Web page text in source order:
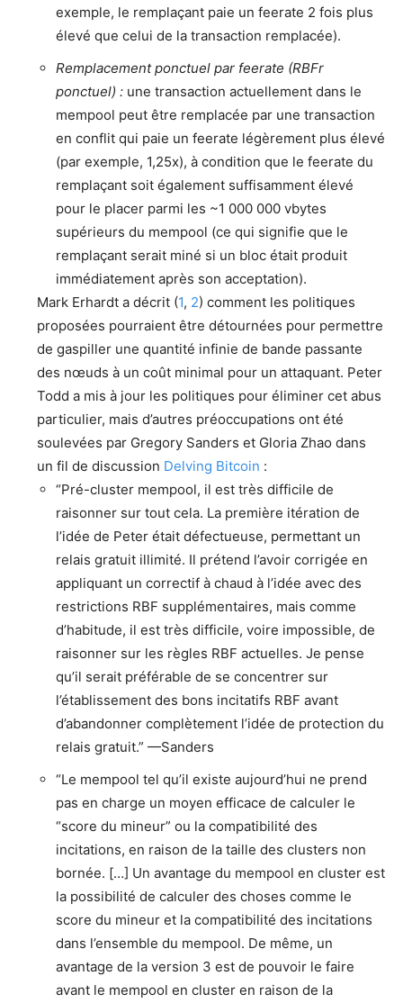
exemple, le remplaçant paie un feerate 2 fois plus
élevé que celui de la transaction remplacée).
Remplacement ponctuel par feerate (RBFr
ponctuel) : une transaction actuellement dans le
mempool peut être remplacée par une transaction
en conflit qui paie un feerate légèrement plus élevé
(par exemple, 1,25x), à condition que le feerate du
remplaçant soit également suffisamment élevé
pour le placer parmi les ~1 000 000 vbytes
supérieurs du mempool (ce qui signifie que le
remplaçant serait miné si un bloc était produit
immédiatement après son acceptation).
Mark Erhardt a décrit (1, 2) comment les politiques
proposées pourraient être détournées pour permettre
de gaspiller une quantité infinie de bande passante
des nœuds à un coût minimal pour un attaquant. Peter
Todd a mis à jour les politiques pour éliminer cet abus
particulier, mais d’autres préoccupations ont été
soulevées par Gregory Sanders et Gloria Zhao dans
un fil de discussion Delving Bitcoin :
“Pré-cluster mempool, il est très difficile de
raisonner sur tout cela. La première itération de
l’idée de Peter était défectueuse, permettant un
relais gratuit illimité. Il prétend l’avoir corrigée en
appliquant un correctif à chaud à l’idée avec des
restrictions RBF supplémentaires, mais comme
d’habitude, il est très difficile, voire impossible, de
raisonner sur les règles RBF actuelles. Je pense
qu’il serait préférable de se concentrer sur
l’établissement des bons incitatifs RBF avant
d’abandonner complètement l’idée de protection du
relais gratuit.” —Sanders
“Le mempool tel qu’il existe aujourd’hui ne prend
pas en charge un moyen efficace de calculer le
“score du mineur” ou la compatibilité des
incitations, en raison de la taille des clusters non
bornée. […] Un avantage du mempool en cluster est
la possibilité de calculer des choses comme le
score du mineur et la compatibilité des incitations
dans l’ensemble du mempool. De même, un
avantage de la version 3 est de pouvoir le faire
avant le mempool en cluster en raison de la